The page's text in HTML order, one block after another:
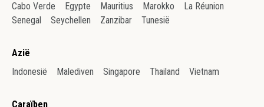
Cabo Verde
Egypte Mauritius Marokko
La Réunion
Senegal
Seychellen Zanzibar Tunesië
Azië
Indonesië
Malediven Singapore Thailand Vietnam
Caraïben